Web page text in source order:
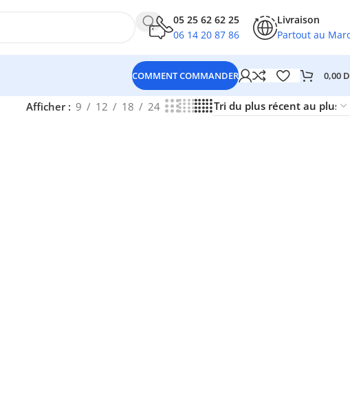
05 25 62 62 25
06 14 20 87 86
Livraison
Partout au
COMMENT COMMANDER 0,00
Afficher 9 12 18 24